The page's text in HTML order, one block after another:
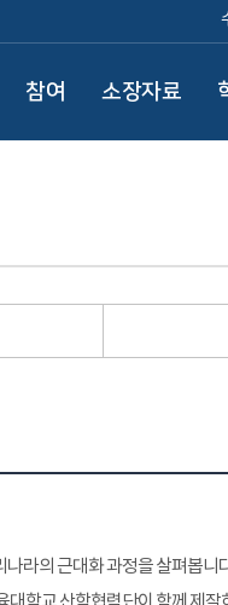
참여 소장자료
라의 근대화 과정을 살펴봅니